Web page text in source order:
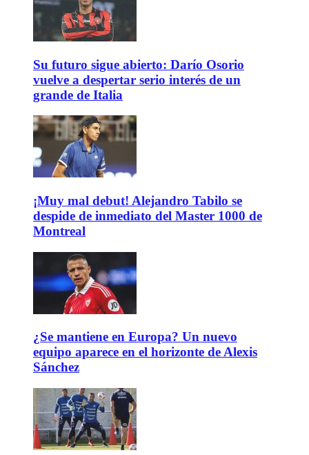
Su futuro sigue abierto: Darío Osorio
vuelve a despertar serio interés de un
grande de Italia
¡Muy mal debut! Alejandro Tabilo se
despide de inmediato del Master 1000 de
Montreal
¿Se mantiene en Europa? Un nuevo
equipo aparece en el horizonte de Alexis
Sánchez